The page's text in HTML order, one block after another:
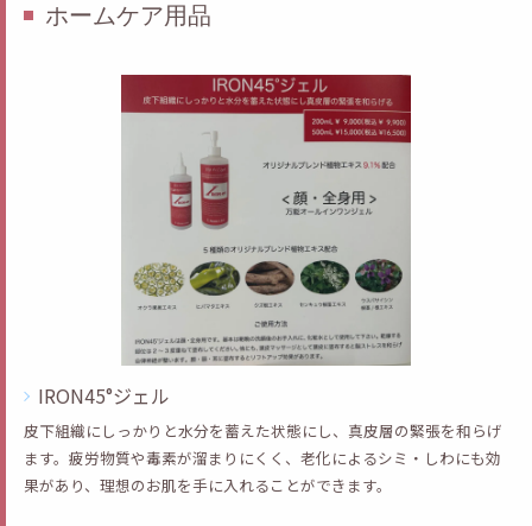
ホームケア用品
IRON45°ジェル
皮下組織にしっかりと水分を蓄えた状態にし、真皮層の緊張を和らげ
ます。疲労物質や毒素が溜まりにくく、老化によるシミ・しわにも効
果があり、理想のお肌を手に入れることができます。